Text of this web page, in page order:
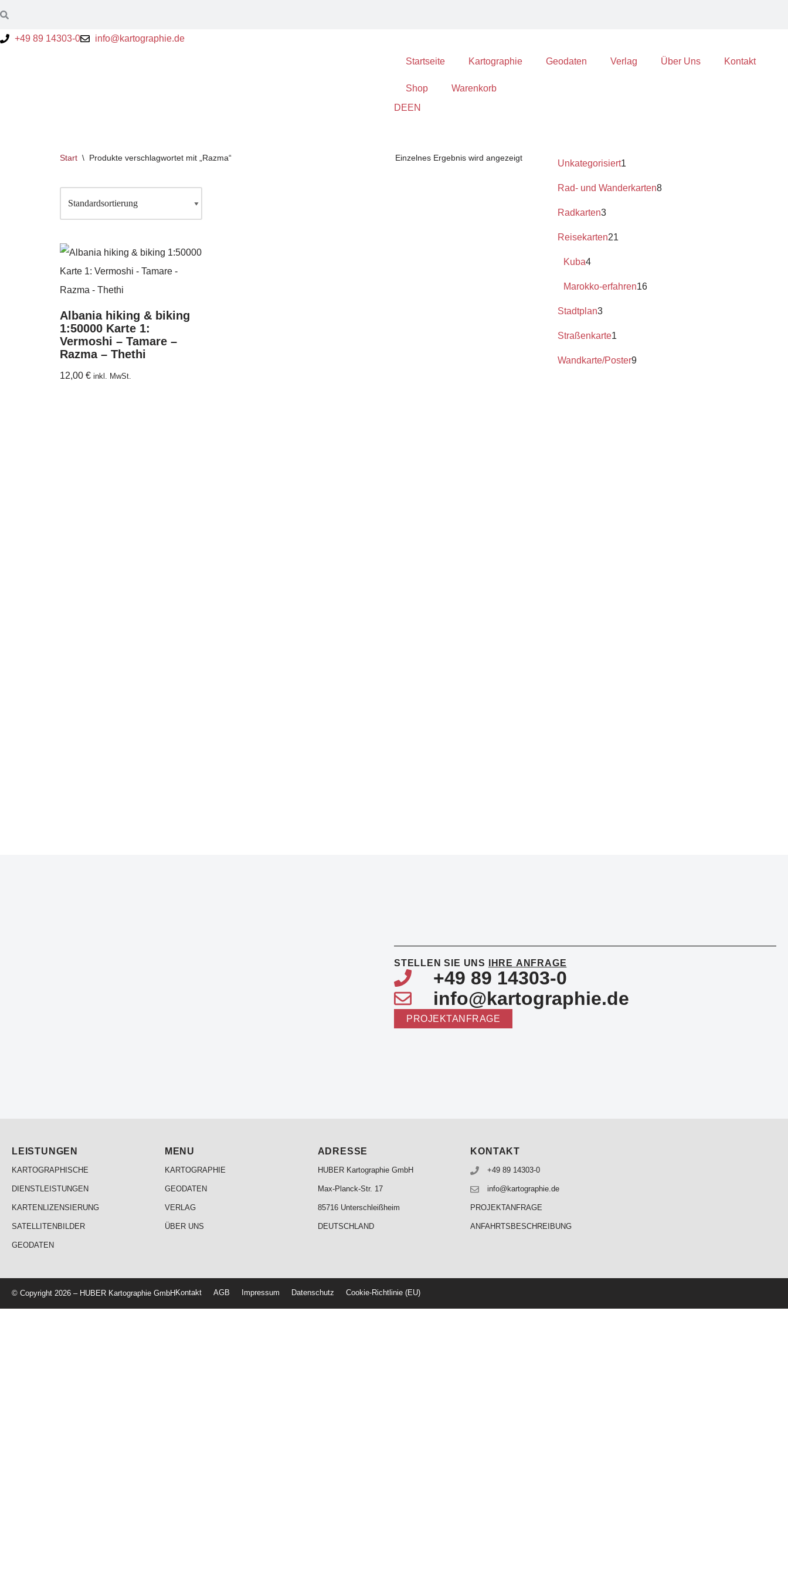
Zum
+49 89 14303-0 info@kartographie.de
Startseite Kartographie Geodaten Verlag Über Uns Kontakt
Shop
Warenkorb
DEEN
Start \ Produkte verschlagwortet mit „Razma“ Einzelnes Ergebnis wird angezeigt
Albania hiking & biking
1:50000 Karte 1:
Vermoshi – Tamare –
Razma – Thethi
12,00 € inkl. MwSt.
Unkategorisiert1
Rad- und Wanderkarten8
Radkarten3
Reisekarten21
Kuba4
Marokko-erfahren16
Stadtplan3
Straßenkarte1
Wandkarte/Poster9
STELLEN SIE UNS IHRE ANFRAGE
+49 89 14303-0
info@kartographie.de
PROJEKTANFRAGE
LEISTUNGEN
KARTOGRAPHISCHE
DIENSTLEISTUNGEN
KARTENLIZENSIERUNG
SATELLITENBILDER
GEODATEN
MENU
KARTOGRAPHIE
GEODATEN
VERLAG
ÜBER UNS
ADRESSE
HUBER Kartographie GmbH
Max-Planck-Str. 17
85716 Unterschleißheim
DEUTSCHLAND
KONTAKT
+49 89 14303-0
info@kartographie.de
PROJEKTANFRAGE
ANFAHRTSBESCHREIBUNG
© Copyright 2026 – HUBER Kartographie GmbH Kontakt AGB Impressum Datenschutz Cookie-Richtlinie (EU)